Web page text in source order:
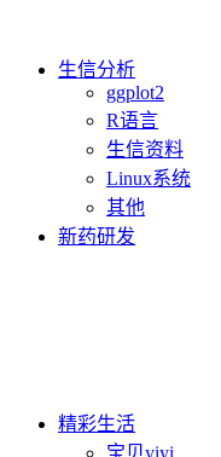
生信分析
ggplot2
R语言
生信资料
Linux系统
其他
新药研发
精彩生活
宝贝yiyi